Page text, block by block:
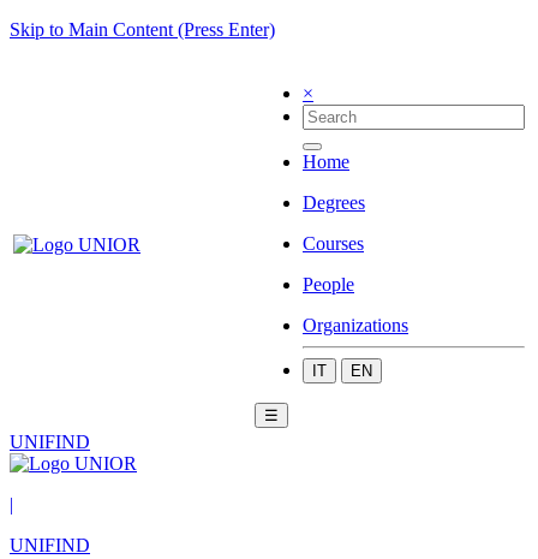
Skip to Main Content (Press Enter)
×
Home
Degrees
Courses
People
Organizations
IT EN
☰
UNIFIND
|
UNIFIND